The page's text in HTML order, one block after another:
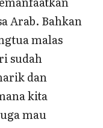
Arab. Bahkan
malas
sudah
dan
kita
mau